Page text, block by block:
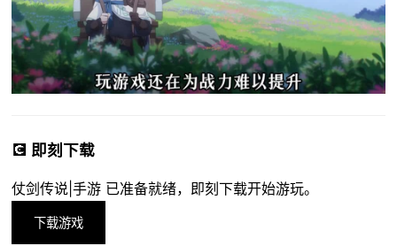
💽 即刻下载
仗剑传说|手游 已准备就绪，即刻下载开始游玩。
下载游戏